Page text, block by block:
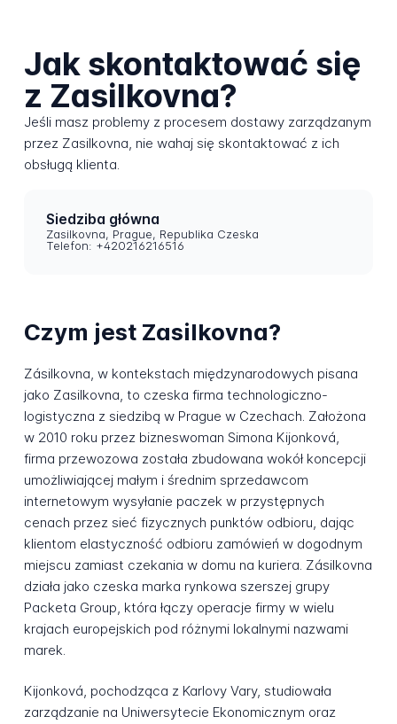
Jak skontaktować się
z Zasilkovna?
Jeśli masz problemy z procesem dostawy zarządzanym
przez Zasilkovna, nie wahaj się skontaktować z ich
obsługą klienta.
Siedziba główna
Zasilkovna, Prague, Republika Czeska
Telefon: +420216216516
Czym jest Zasilkovna?
Zásilkovna, w kontekstach międzynarodowych pisana
jako Zasilkovna, to czeska firma technologiczno-
logistyczna z siedzibą w Prague w Czechach. Założona
w 2010 roku przez bizneswoman Simona Kijonková,
firma przewozowa została zbudowana wokół koncepcji
umożliwiającej małym i średnim sprzedawcom
internetowym wysyłanie paczek w przystępnych
cenach przez sieć fizycznych punktów odbioru, dając
klientom elastyczność odbioru zamówień w dogodnym
miejscu zamiast czekania w domu na kuriera. Zásilkovna
działa jako czeska marka rynkowa szerszej grupy
Packeta Group, która łączy operacje firmy w wielu
krajach europejskich pod różnymi lokalnymi nazwami
marek.
Kijonková, pochodząca z Karlovy Vary, studiowała
zarządzanie na Uniwersytecie Ekonomicznym oraz